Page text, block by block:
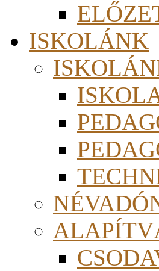
ISKOLÁNK